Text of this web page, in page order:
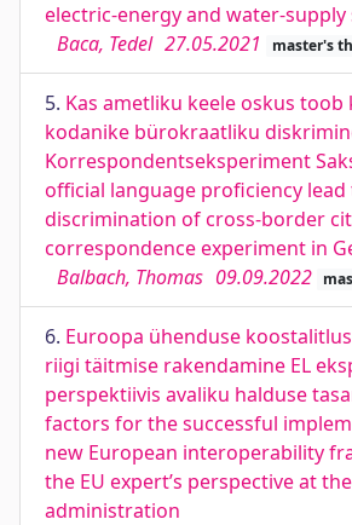
electric-energy and water-supply
Baca, Tedel 27.05.2021 master's
5. Kas ametliku keele oskus
kodanike bürokraatliku
Korrespondentseksperiment
official language proficiency
discrimination of cross-border
correspondence experiment in
Balbach, Thomas 09.09.2022
6. Euroopa ühenduse
riigi täitmise rakendamine EL
perspektiivis avaliku halduse
factors for the successful
new European interoperability
the EU expert’s perspective at
administration